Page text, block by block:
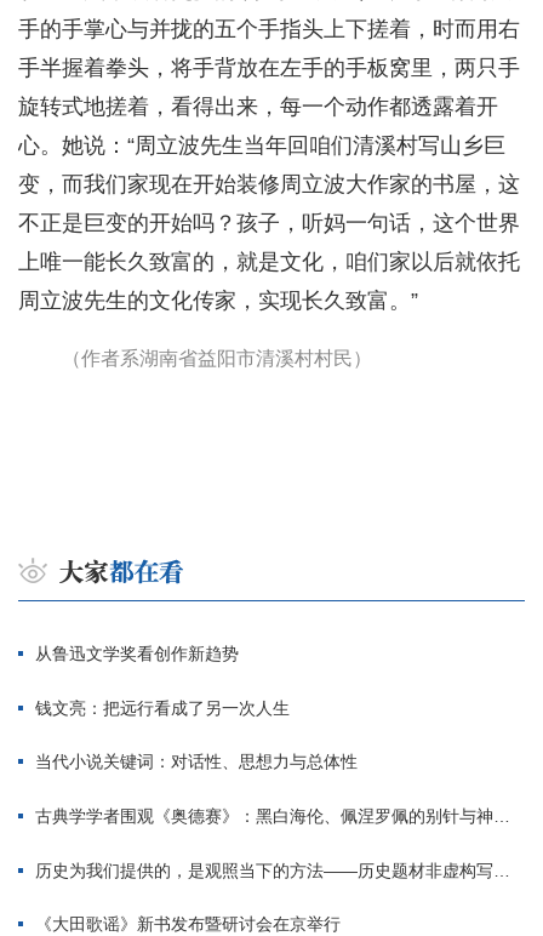
手的手掌心与并拢的五个手指头上下搓着，时而用右
手半握着拳头，将手背放在左手的手板窝里，两只手
旋转式地搓着，看得出来，每一个动作都透露着开
心。她说：“周立波先生当年回咱们清溪村写山乡巨
变，而我们家现在开始装修周立波大作家的书屋，这
不正是巨变的开始吗？孩子，听妈一句话，这个世界
上唯一能长久致富的，就是文化，咱们家以后就依托
周立波先生的文化传家，实现长久致富。”
（作者系湖南省益阳市清溪村村民）
从鲁迅文学奖看创作新趋势
钱文亮：把远行看成了另一次人生
当代小说关键词：对话性、思想力与总体性
古典学学者围观《奥德赛》：黑白海伦、佩涅罗佩的别针与神秘入侵者
历史为我们提供的，是观照当下的方法——历史题材非虚构写作多人谈
《大田歌谣》新书发布暨研讨会在京举行